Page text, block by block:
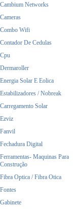
Cambium Networks
Cameras
Combo Wifi
Contador De Cedulas
Cpu
Dermaroller
Energia Solar E Eolica
Estabilizadores / Nobreak
Carregamento Solar
Ezviz
Fanvil
Fechadura Digital
Ferramentas- Maquinas Para
Construção
Fibra Optica / Fibra Otica
Fontes
Gabinete